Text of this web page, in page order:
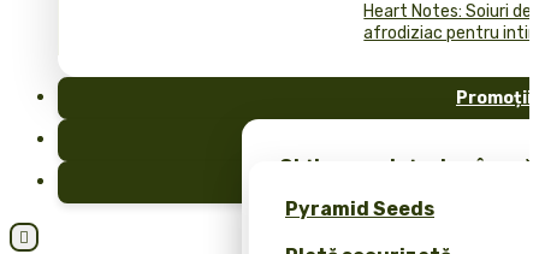
Heart Notes: Soiuri de
afrodiziac pentru
Promoții
Obține semințe de
Pyramid Seeds
